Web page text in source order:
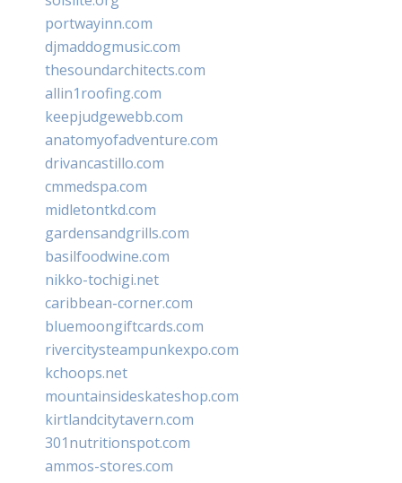
portwayinn.com
djmaddogmusic.com
thesoundarchitects.com
allin1roofing.com
keepjudgewebb.com
anatomyofadventure.com
drivancastillo.com
cmmedspa.com
midletontkd.com
gardensandgrills.com
basilfoodwine.com
nikko-tochigi.net
caribbean-corner.com
bluemoongiftcards.com
rivercitysteampunkexpo.com
kchoops.net
mountainsideskateshop.com
kirtlandcitytavern.com
301nutritionspot.com
ammos-stores.com